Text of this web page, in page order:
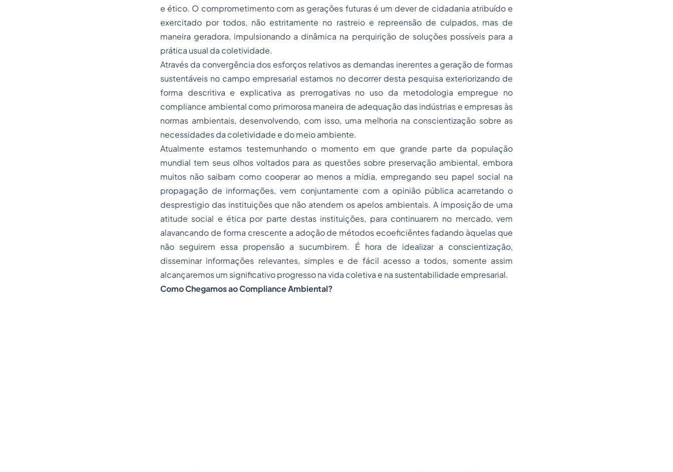
e ético. O comprometimento com as gerações futuras é um dever de cidadania atribuído e
exercitado por todos, não estritamente no rastreio e repreensão de culpados, mas de
maneira geradora, impulsionando a dinâmica na perquirição de soluções possíveis para a
prática usual da coletividade.
Através da convergência dos esforços relativos as demandas inerentes a geração de formas
sustentáveis no campo empresarial estamos no decorrer desta pesquisa exteriorizando de
forma descritiva e explicativa as prerrogativas no uso da metodologia empregue no
compliance ambiental como primorosa maneira de adequação das indústrias e empresas às
normas ambientais, desenvolvendo, com isso, uma melhoria na conscientização sobre as
necessidades da coletividade e do meio ambiente.
Atualmente estamos testemunhando o momento em que grande parte da população
mundial tem seus olhos voltados para as questões sobre preservação ambiental, embora
muitos não saibam como cooperar ao menos a mídia, empregando seu papel social na
propagação de informações, vem conjuntamente com a opinião pública acarretando o
desprestigio das instituições que não atendem os apelos ambientais. A imposição de uma
atitude social e ética por parte destas instituições, para continuarem no mercado, vem
alavancando de forma crescente a adoção de métodos ecoeficiêntes fadando àquelas que
não seguirem essa propensão a sucumbirem. É hora de idealizar a conscientização,
disseminar informações relevantes, simples e de fácil acesso a todos, somente assim
alcançaremos um significativo progresso na vida coletiva e na sustentabilidade empresarial.
Como Chegamos ao Compliance Ambiental?